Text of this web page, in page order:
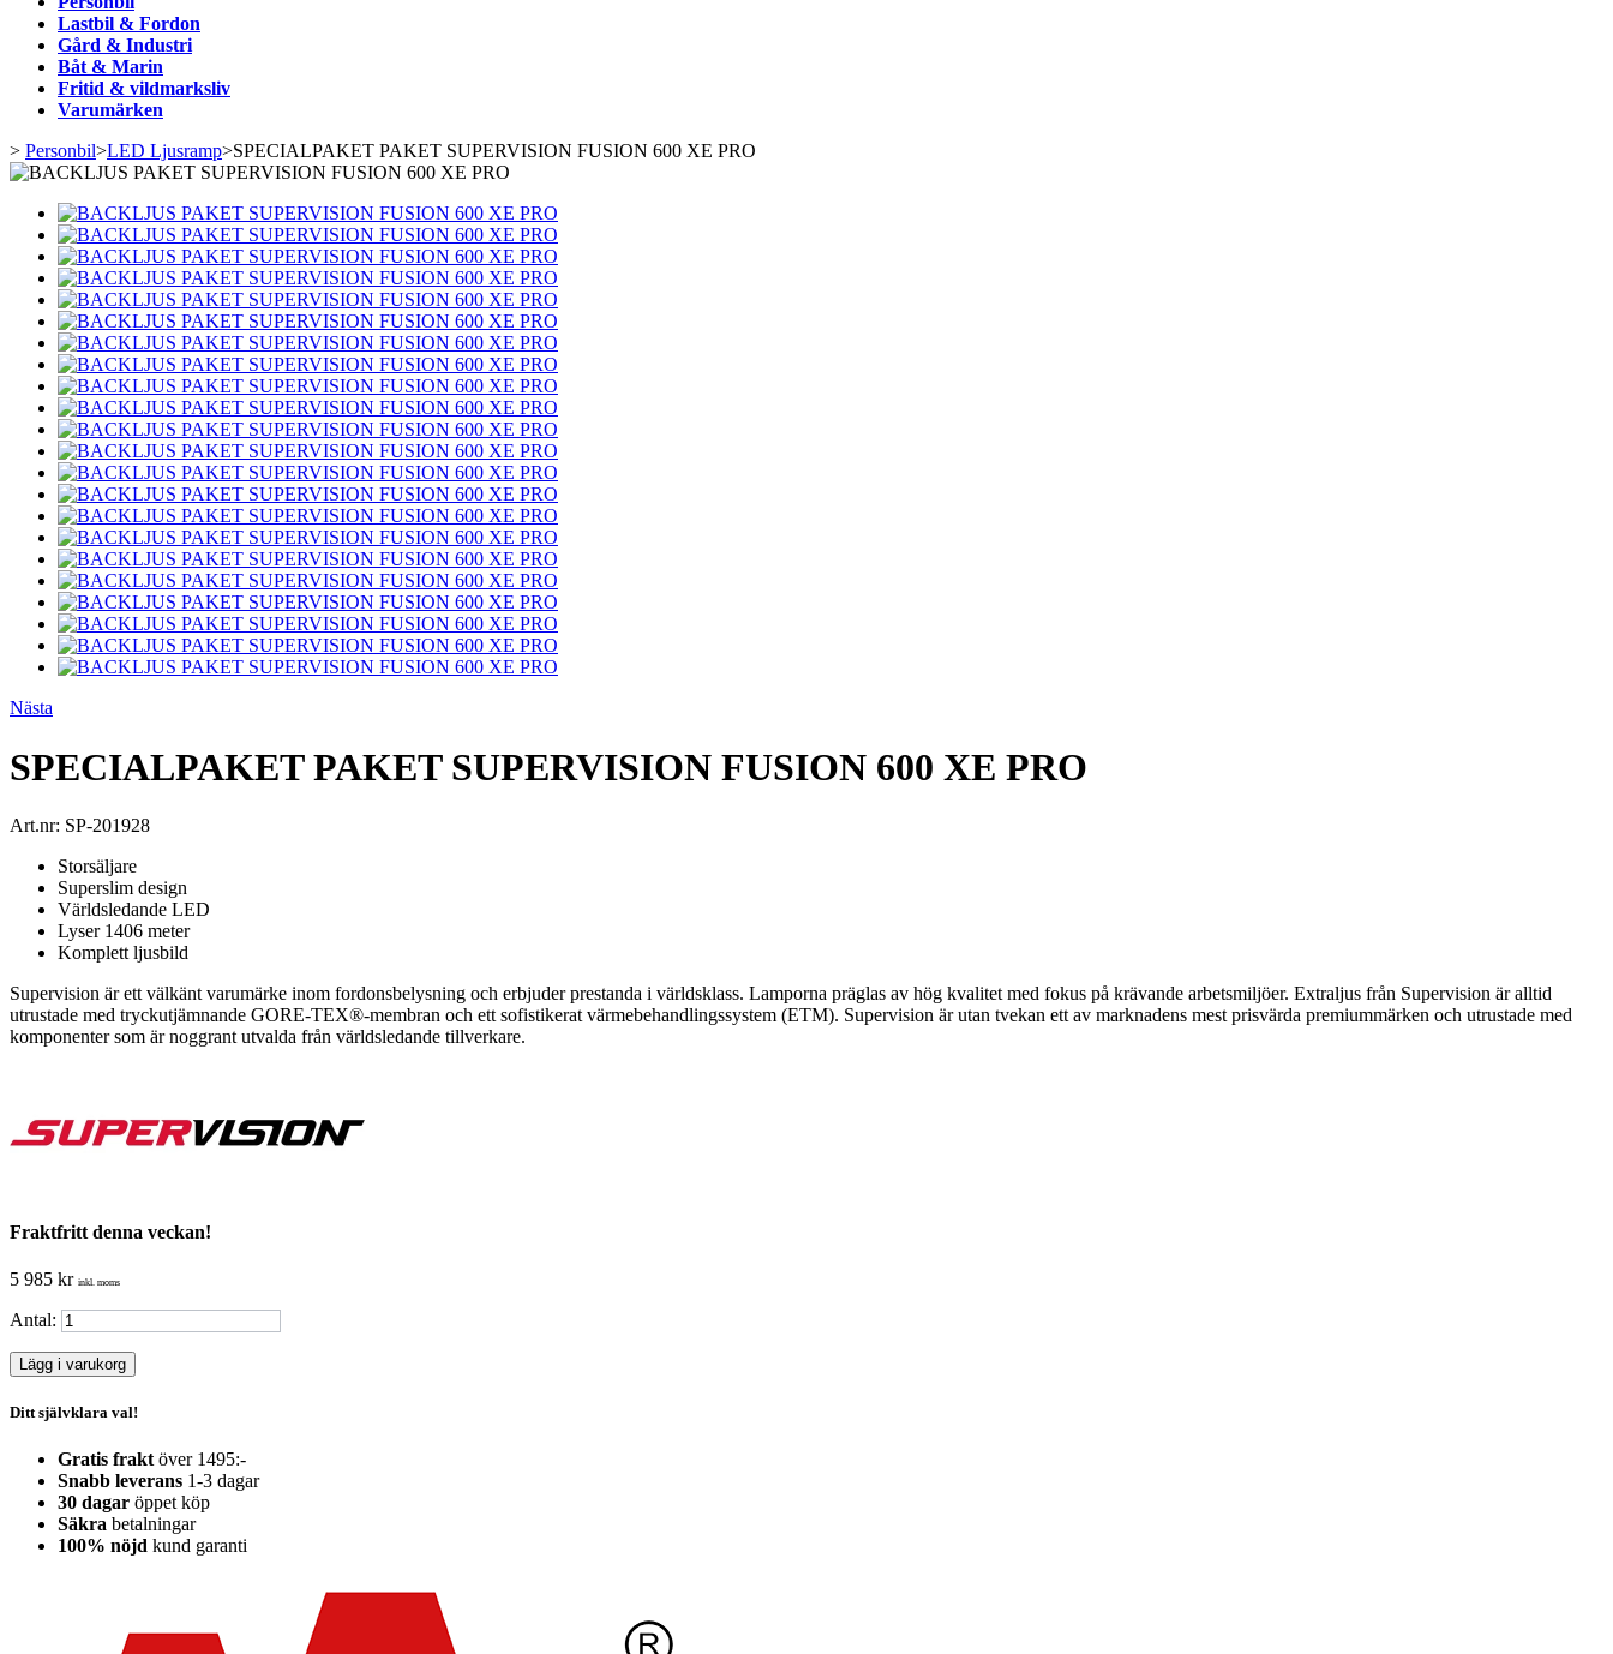
Lastbil & Fordon
Gård & Industri
Båt & Marin
Fritid & vildmarksliv
Varumärken
> Personbil>LED Ljusramp>SPECIALPAKET PAKET SUPERVISION FUSION 600 XE PRO
Nästa
SPECIALPAKET PAKET SUPERVISION FUSION 600 XE PRO
Art.nr: SP-201928
Storsäljare
Superslim design
Världsledande LED
Lyser 1406 meter
Komplett ljusbild
Supervision är ett välkänt varumärke inom fordonsbelysning och erbjuder prestanda i världsklass. Lamporna präglas av hög kvalitet med fokus på krävande arbetsmiljöer. Extraljus från Supervision är alltid
utrustade med tryckutjämnande GORE-TEX®-membran och ett sofistikerat värmebehandlingssystem (ETM). Supervision är utan tvekan ett av marknadens mest prisvärda premiummärken och utrustade med
komponenter som är noggrant utvalda från världsledande tillverkare.
Fraktfritt denna veckan!
5 985 kr inkl. moms
Antal:
Lägg i varukorg
Ditt självklara val!
Gratis frakt över 1495:-
Snabb leverans 1-3 dagar
30 dagar öppet köp
Säkra betalningar
100% nöjd kund garanti